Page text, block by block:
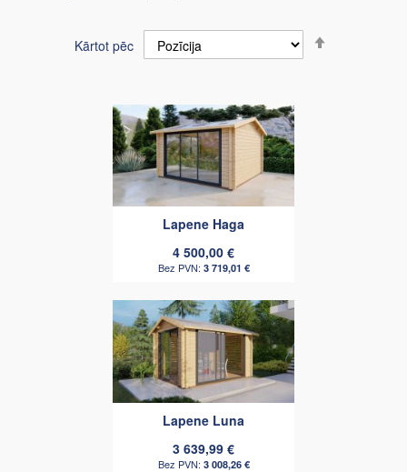
Kārtot pēc
Lapene Haga
4 500,00 €
3 719,01 €
Lapene Luna
3 639,99 €
3 008,26 €